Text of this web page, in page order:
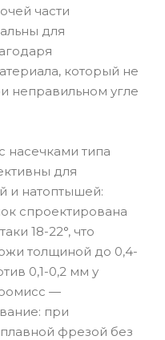
части
для
который не
неправильном угле
с насечками типа
для
и натоптышей:
спроектирована
18-22°, что
толщиной до 0,4-
0,1-0,2 мм у
—
при
фрезой без